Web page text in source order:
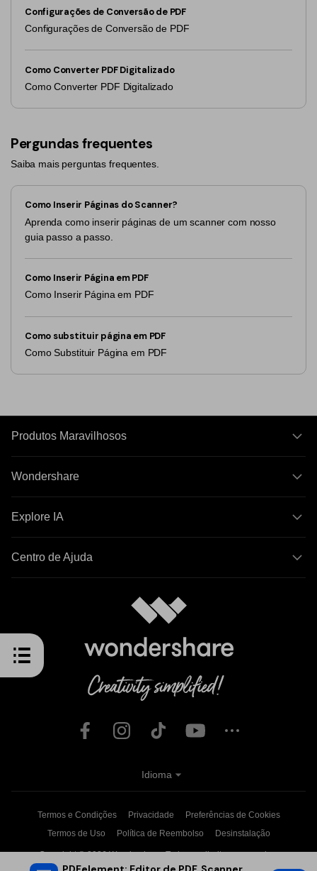
Configurações de Conversão de PDF
Configurações de Conversão de PDF
Como Converter PDF Digitalizado
Como Converter PDF Digitalizado
Pergundas frequentes
Saiba mais perguntas frequentes.
Como Inserir Páginas do Scanner?
Aprenda como inserir páginas de um scanner com nosso
guia passo a passo.
Como Inserir Página em PDF
Como Inserir Página em PDF
Como substituir página em PDF
Como Substituir Página em PDF
Produtos Maravilhosos
Wondershare
Explore IA
Centro de Ajuda
Termos e Condições Privacidade
Preferências de Cookies
Termos de Uso
Política de Reembolso Desinstalação
Copyright © 2026Wondershare. Todos os direitos reservados.
Idioma